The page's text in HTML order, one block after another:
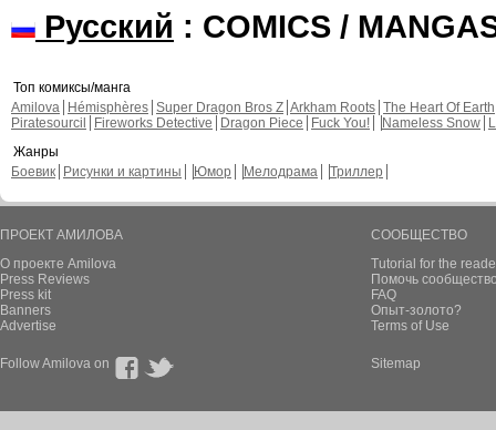
Русский : COMICS /
Топ комиксы/манга
Amilova
Hémisphères Super Dragon Bros Z Arkham Roots The Heart Of Earth
Piratesourcil
Fireworks Detective Dragon Piece Fuck You! Nameless Snow
Жанры
Боевик
Рисунки и картины Юмор Мелодрама Триллер
ПРОЕКТ АМИЛОВА
О проекте Amilova
Press Reviews
Press kit
Banners
Advertise
СООБЩЕСТВО
Tutorial for the
Помочь
FAQ
Опыт-золото?
Terms of Use
Follow Amilova on Sitemap